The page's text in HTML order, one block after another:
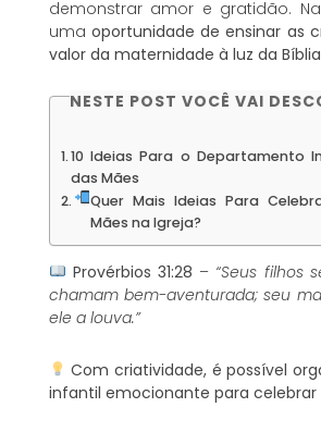
demonstrar amor e gratidão.
uma oportunidade de ensinar as
valor da maternidade à luz da Bíblia
NESTE POST VOCÊ VAI
10 Ideias Para o Departamento
das Mães
Quer Mais Ideias Para
Mães na Igreja?
Provérbios 31:28 – “Seus filhos
chamam bem-aventurada; seu
ele a louva.”
Com criatividade, é possível
infantil emocionante para celebrar